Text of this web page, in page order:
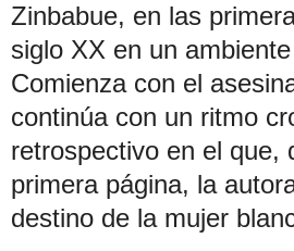
Zinbabue, en las
siglo XX en un
Comienza con el
continúa con un ritmo
retrospectivo en el que,
primera página, la
destino de la mujer